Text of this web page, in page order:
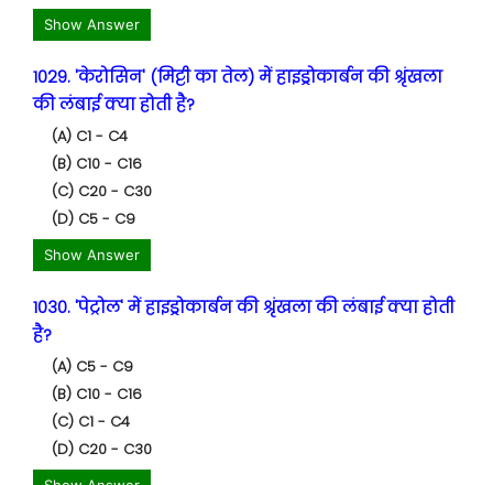
Show Answer
1029. 'केरोसिन' (मिट्टी का तेल) में हाइड्रोकार्बन की श्रृंखला
की लंबाई क्या होती है?
(A) C1 - C4
(B) C10 - C16
(C) C20 - C30
(D) C5 - C9
Show Answer
1030. 'पेट्रोल' में हाइड्रोकार्बन की श्रृंखला की लंबाई क्या होती
है?
(A) C5 - C9
(B) C10 - C16
(C) C1 - C4
(D) C20 - C30